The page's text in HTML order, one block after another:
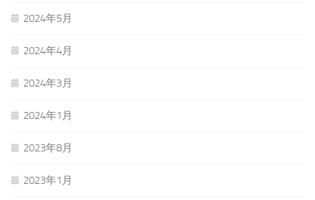
2024年5月
2024年4月
2024年3月
2024年1月
2023年8月
2023年1月